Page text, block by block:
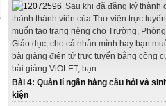
Sau khi đã đăng ký thành
thành thành viên của Thư viện trực
muốn tạo trang riêng cho Trường,
Giáo dục, cho cá nhân mình hay bạn
bài giảng điện tử trực tuyến bằng công
bài giảng ViOLET, bạn...
Bài 4: Quản lí ngân hàng câu hỏi và
kiện